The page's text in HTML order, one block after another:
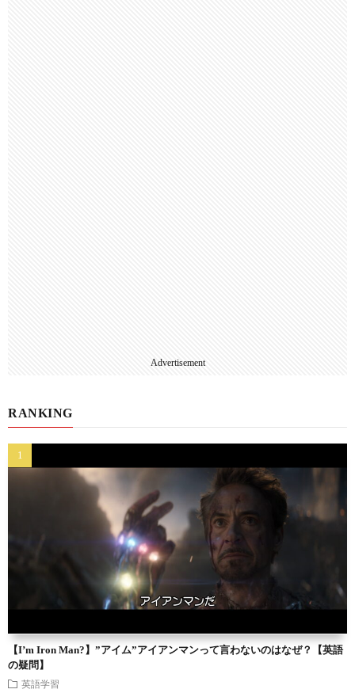
Advertisement
RANKING
【I’m Iron Man?】”アイム”アイアンマンって言わないのはなぜ？【英語
の疑問】
英語学習